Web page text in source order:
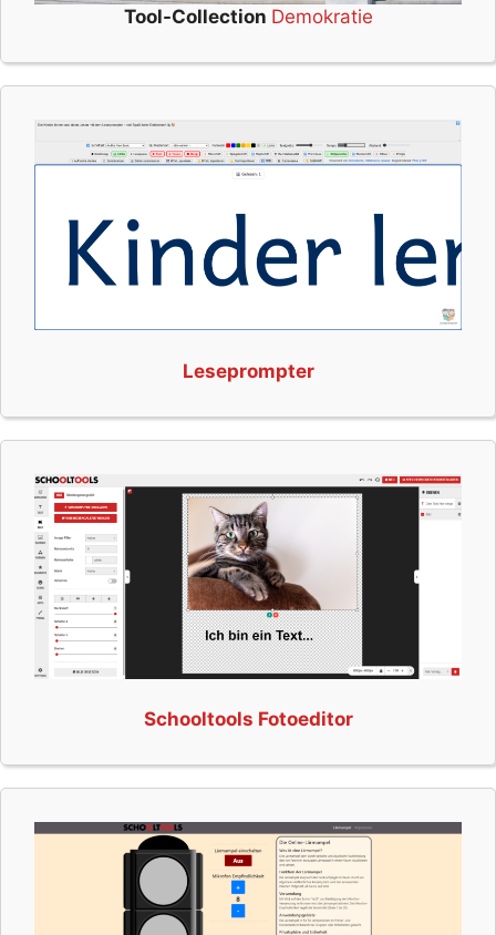
Tool-Collection Demokratie
Leseprompter
Schooltools Fotoeditor